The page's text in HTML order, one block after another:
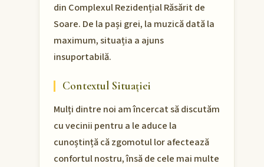
din Complexul Rezidențial Răsărit de
Soare. De la pași grei, la muzică dată la
maximum, situația a ajuns
insuportabilă.
Contextul Situației
Mulți dintre noi am încercat să discutăm
cu vecinii pentru a le aduce la
cunoștință că zgomotul lor afectează
confortul nostru, însă de cele mai multe